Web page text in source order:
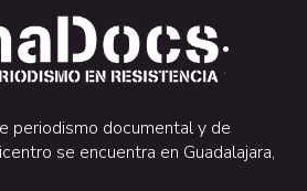
.
.
periodismo documental y de
se encuentra en Guadalajara,